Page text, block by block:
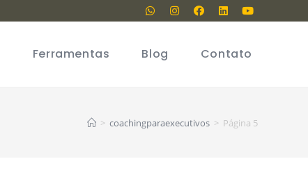
Ferramentas Blog Contato
> coachingparaexecutivos > Página 5